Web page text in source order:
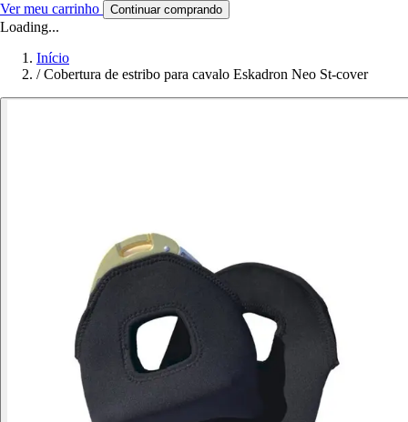
Ver meu carrinho Continuar comprando
Loading...
Início
/ Cobertura de estribo para cavalo Eskadron Neo St-cover